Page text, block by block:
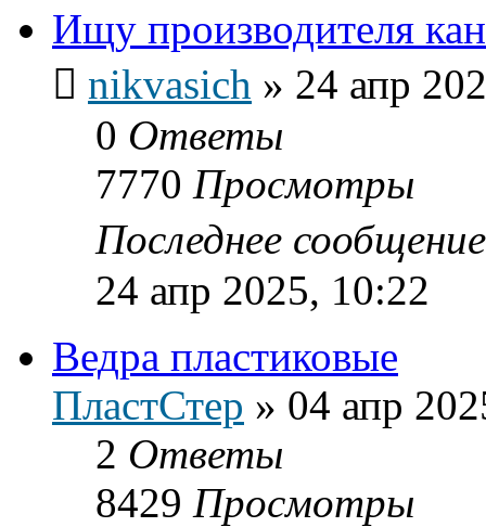
Ищу производителя
nikvasich » 24 апр
0 Ответы
7770 Просмотры
Последнее
24 апр 2025, 10:22
Ведра пластиковые
ПластСтер » 04 апр
2 Ответы
8429 Просмотры